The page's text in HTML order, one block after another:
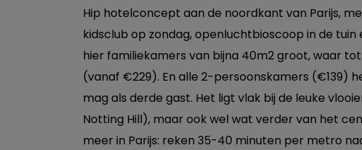
Hip hotelconcept aan de noordkant van Parijs,
kidsclub op zondag, openluchtbioscoop in de
hier familiekamers van bijna 40m2 groot, waar
(vanaf €229). En alle 2-persoonskamers (€139)
mag als derde gast. Het ligt vlak bij de leuke
Notting Hill), maar ook wel wat verder van het
meer in Parijs: reken 35-40 minuten per metro